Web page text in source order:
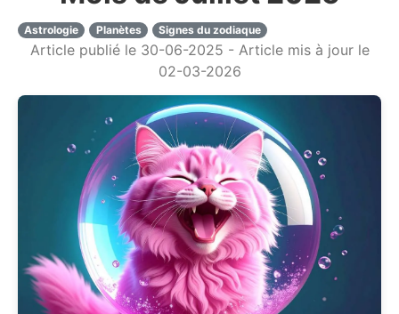
Astrologie Planètes Signes du zodiaque
Article publié le 30-06-2025 - Article mis à jour le
02-03-2026